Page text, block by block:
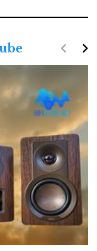
navigate_next
navigate_before